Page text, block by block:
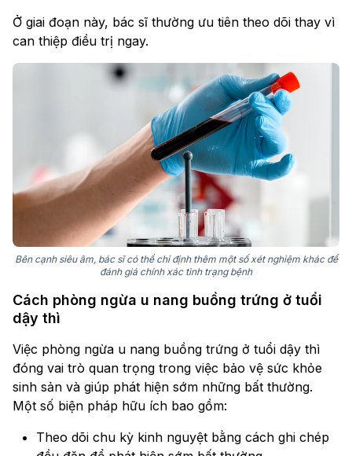
Ở giai đoạn này, bác sĩ thường ưu tiên theo dõi thay vì
can thiệp điều trị ngay.
Bên cạnh siêu âm, bác sĩ có thể chỉ định thêm một số xét nghiệm khác để
đánh giá chính xác tình trạng bệnh
Cách phòng ngừa u nang buồng trứng ở tuổi
dậy thì
Việc phòng ngừa u nang buồng trứng ở tuổi dậy thì
đóng vai trò quan trọng trong việc bảo vệ sức khỏe
sinh sản và giúp phát hiện sớm những bất thường.
Một số biện pháp hữu ích bao gồm:
Theo dõi chu kỳ kinh nguyệt bằng cách ghi chép